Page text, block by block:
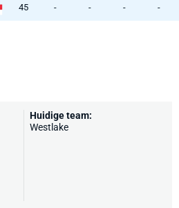
45 - - - -
Huidige team:
Westlake